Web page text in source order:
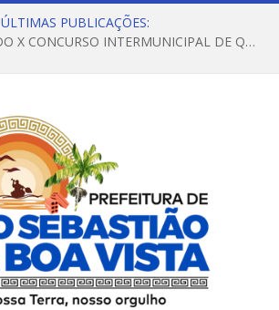
ÚLTIMAS PUBLICAÇÕES:
REGULAMENTO DO X CONCURSO INTERMUNICIPAL DE QUADRILHAS JUNINAS – 2026 – ARRAIÁ DA VENEZA